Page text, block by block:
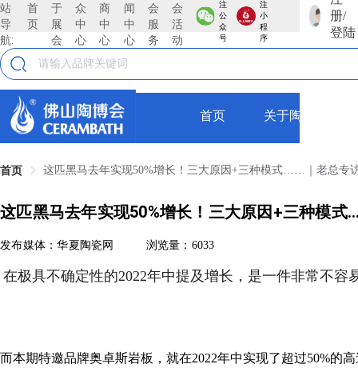
站
导
航:
首
页
于
展
会
众
中
心
商
中
心
闻
中
心
会
服
务
会
活
动
注
公
众
号
注
小
程
序
册/
登陆
首页 关于陶博会
首页 这匹黑马去年实现50%增长！三大原因+三种模式……｜老总专
这匹黑马去年实现50%增长！三大原因+三种模
发布媒体：华夏陶瓷网 浏览量：6033
在极具不确定性的2022年中提及增长，是一件非常不容
而本期特邀品牌奥卓斯岩板，就在2022年中实现了超过50%的